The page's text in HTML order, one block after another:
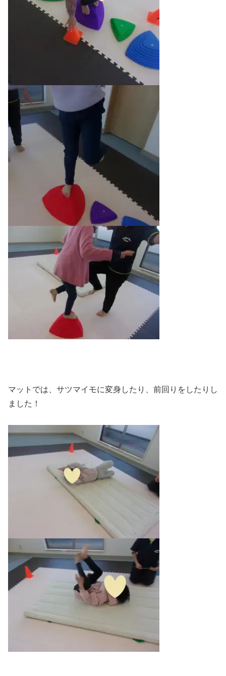
マットでは、サツマイモに変身したり、前回りをしたりし
ました！